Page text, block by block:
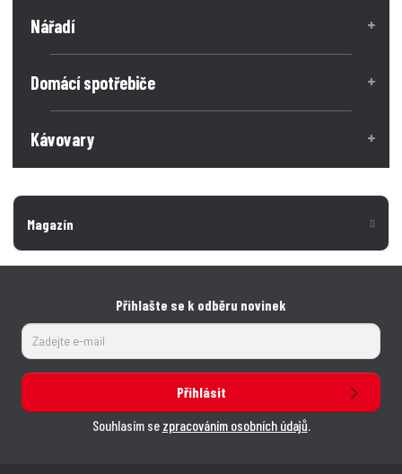
Nářadí
Domácí spotřebiče
Kávovary
Magazín
Přihlašte se k odběru novinek
Přihlásit
Souhlasím se zpracováním osobních údajů.